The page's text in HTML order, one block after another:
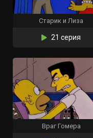
Старик и Лиза
21 серия
Враг Гомера